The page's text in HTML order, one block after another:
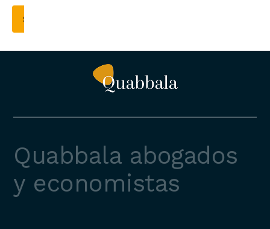
Quabbala abogados
y economistas